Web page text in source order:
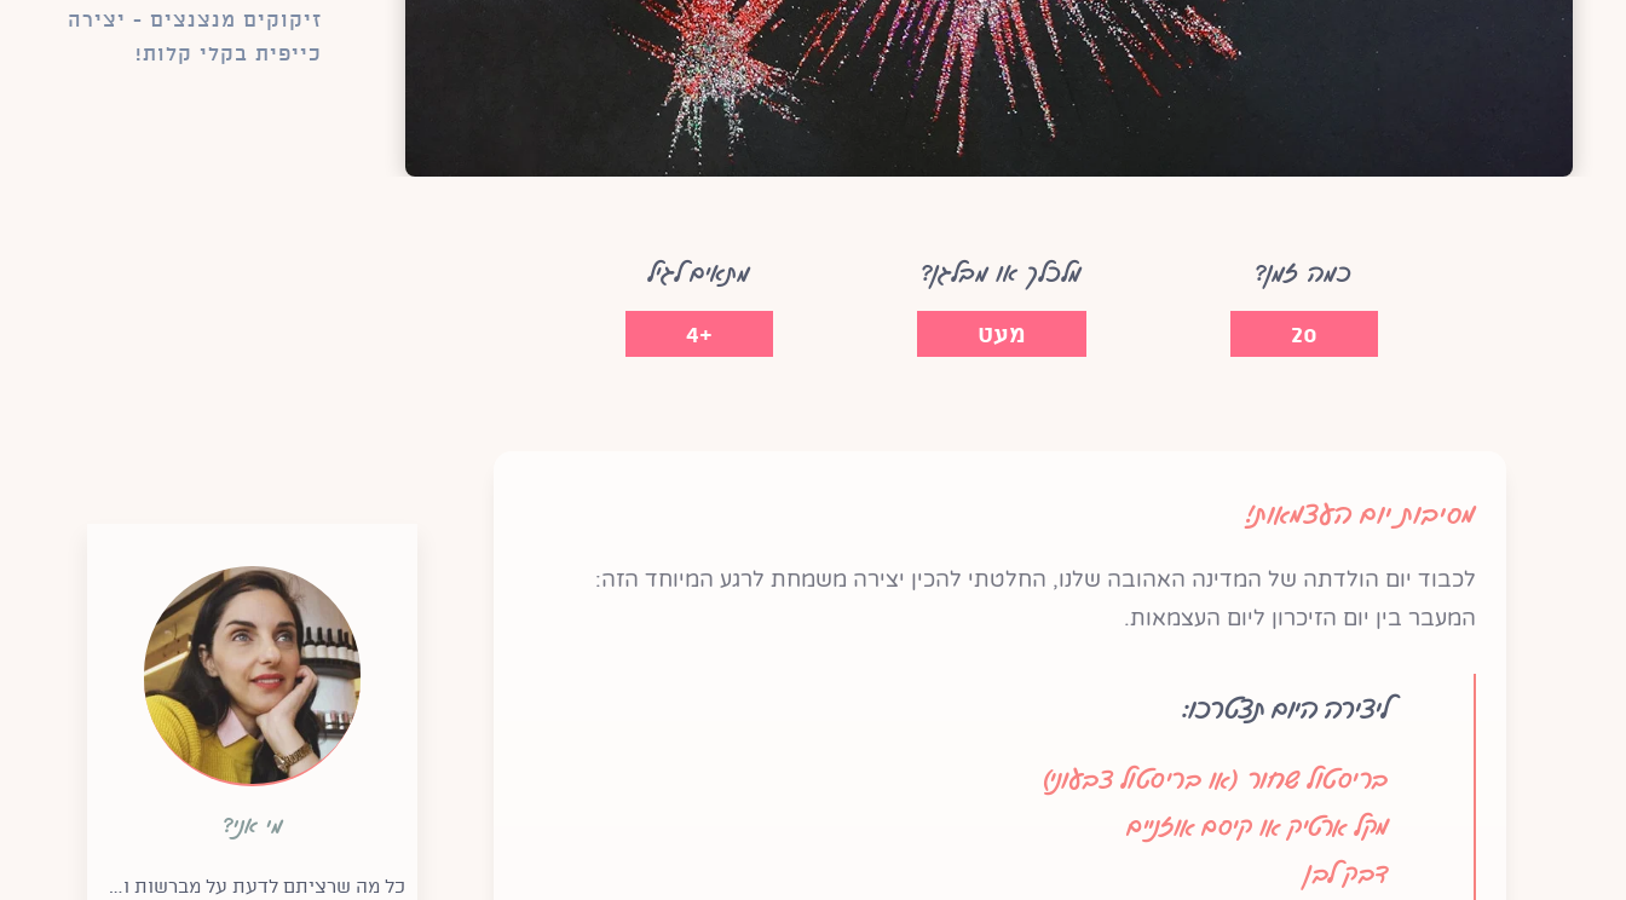
זיקוקים מנצנצים - יצירה
כייפית בקלי קלות!
מתאים לגיל
+4
מלכלך או מבלגן?
מעט
כמה זמן?
20
מי אני?
כל מה שרציתם לדעת על מברשות ו…
מסיבות יום העצמאות!
לכבוד יום הולדתה של המדינה האהובה שלנו, החלטתי להכין יצירה משמחת לרגע המיוחד הזה:
המעבר בין יום הזיכרון ליום העצמאות.
ליצירה היום תצטרכו:
בריסטול שחור (או בריסטול צבעוני)
מקל ארטיק או קיסם אוזניים
דבק לבן